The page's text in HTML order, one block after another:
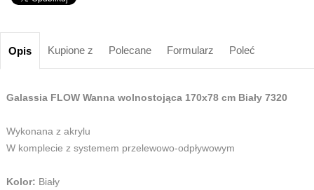
Opis Kupione z Polecane Formularz Poleć
Galassia FLOW Wanna wolnostojąca 170x78 cm Biały 7320
Wykonana z akrylu
W komplecie z systemem przelewowo-odpływowym
Kolor: Biały